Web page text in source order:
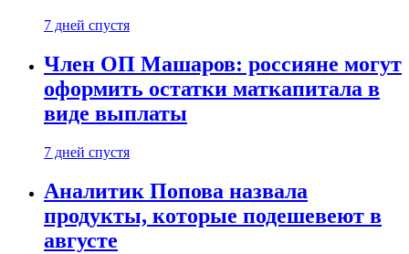
7 дней спустя
Член ОП Машаров: россияне могут
оформить остатки маткапитала в
виде выплаты
7 дней спустя
Аналитик Попова назвала
продукты, которые подешевеют в
августе